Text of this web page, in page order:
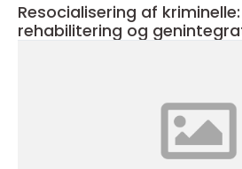
Resocialisering af
rehabilitering og